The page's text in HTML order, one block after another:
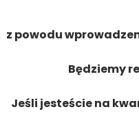
z powodu
Będziemy
Jeśli jesteście na